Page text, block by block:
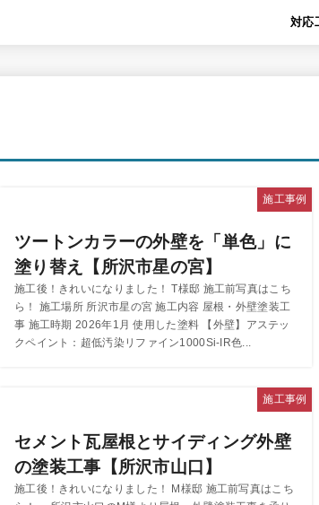
対応
施工事例
ツートンカラーの外壁を「単色」に
塗り替え【所沢市星の宮】
施工後！きれいになりました！ T様邸 施工前写真はこち
ら！ 施工場所 所沢市星の宮 施工内容 屋根・外壁塗装工
事 施工時期 2026年1月 使用した塗料 【外壁】アステッ
クペイント：超低汚染リファイン1000Si-IR色...
施工事例
セメント瓦屋根とサイディング外壁
の塗装工事【所沢市山口】
施工後！きれいになりました！ M様邸 施工前写真はこち